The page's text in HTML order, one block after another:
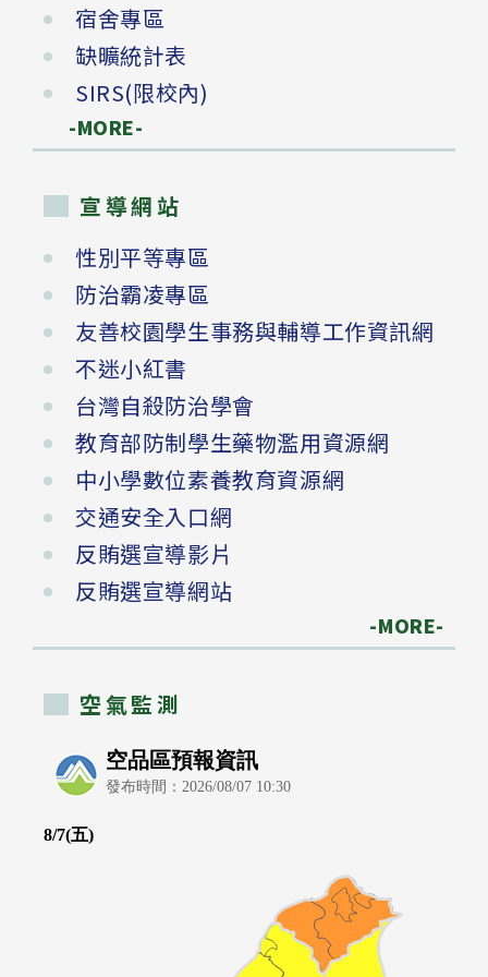
宿舍專區
缺曠統計表
SIRS(限校內)
-MORE-
宣導網站
性別平等專區
防治霸凌專區
友善校園學生事務與輔導工作資訊網
不迷小紅書
台灣自殺防治學會
教育部防制學生藥物濫用資源網
中小學數位素養教育資源網
交通安全入口網
反賄選宣導影片
反賄選宣導網站
-MORE-
空氣監測